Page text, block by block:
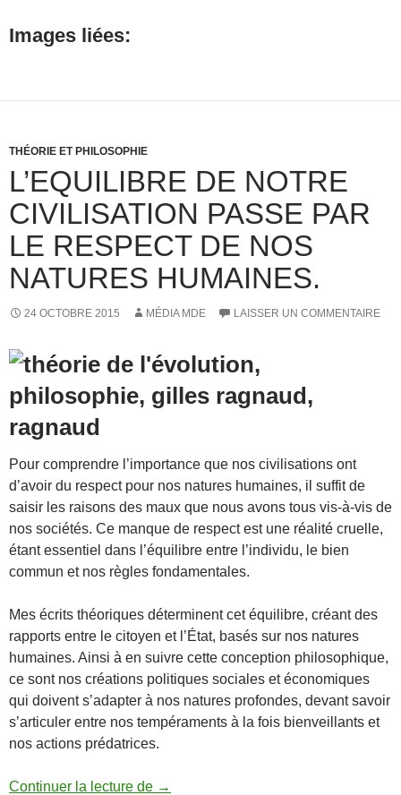
Images liées:
THÉORIE ET PHILOSOPHIE
L’EQUILIBRE DE NOTRE
CIVILISATION PASSE PAR
LE RESPECT DE NOS
NATURES HUMAINES.
24 OCTOBRE 2015 MÉDIA MDE LAISSER UN COMMENTAIRE
Pour comprendre l’importance que nos civilisations ont
d’avoir du respect pour nos natures humaines, il suffit de
saisir les raisons des maux que nous avons tous vis-à-vis de
nos sociétés. Ce manque de respect est une réalité cruelle,
étant essentiel dans l’équilibre entre l’individu, le bien
commun et nos règles fondamentales.
Mes écrits théoriques déterminent cet équilibre, créant des
rapports entre le citoyen et l’État, basés sur nos natures
humaines. Ainsi à en suivre cette conception philosophique,
ce sont nos créations politiques sociales et économiques
qui doivent s’adapter à nos natures profondes, devant savoir
s’articuler entre nos tempéraments à la fois bienveillants et
nos actions prédatrices.
Continuer la lecture de L’EQUILIBRE DE NOTRE
→